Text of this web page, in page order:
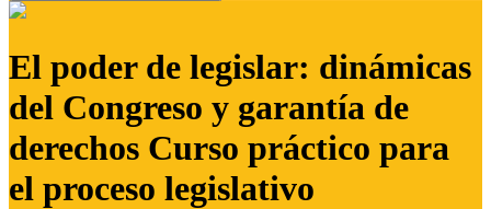
El poder de legislar: dinámicas
del Congreso y garantía de
derechos Curso práctico para
el proceso legislativo